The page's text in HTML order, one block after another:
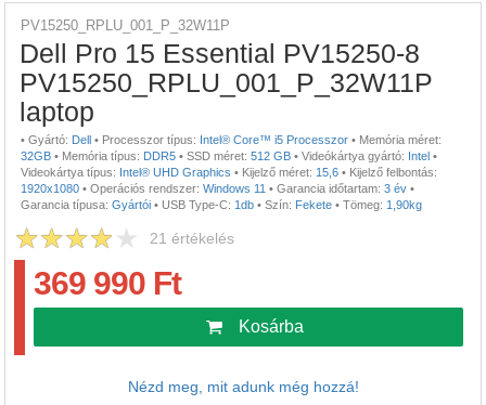
PV15250_RPLU_001_P_32W11P
Dell Pro 15 Essential PV15250-8
PV15250_RPLU_001_P_32W11P
laptop
• Gyártó: Dell • Processzor típus: Intel® Core™ i5 Processzor • Memória méret:
32GB • Memória típus: DDR5 • SSD méret: 512 GB • Videókártya gyártó: Intel •
Videokártya típus: Intel® UHD Graphics • Kijelző méret: 15,6 • Kijelző felbontás:
1920x1080 • Operációs rendszer: Windows 11 • Garancia időtartam: 3 év •
Garancia típusa: Gyártói • USB Type-C: 1db • Szín: Fekete • Tömeg: 1,90kg
21 értékelés
369 990 Ft
Kosárba
Nézd meg, mit adunk még hozzá!